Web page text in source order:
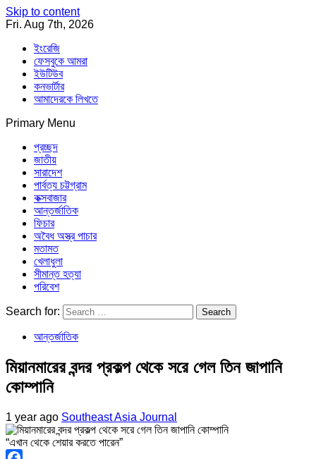
Skip to content
Fri. Aug 7th, 2026
ইংরেজি
ফেসবুকে আমরা
ইউটিউব
কনভার্টার
আমাদেরকে লিখতে
Primary Menu
Southeast Asia Journal
প্রচ্ছদ
জাতীয়
সারাদেশ
পার্বত্য চট্টগ্রাম
কক্সবাজার
আন্তর্জাতিক
ফিচার
অবৈধ অস্ত্র পাচার
মতামত
খেলাধুলা
সীমান্ত হত্যা
পরিবেশ
Search for:
আন্তর্জাতিক
মিয়ানমারের বন্দর প্রকল্প থেকে সরে গেল তিন জাপানি
কোম্পানি
1 year ago Southeast Asia Journal
“এখান থেকে শেয়ার করতে পারেন”